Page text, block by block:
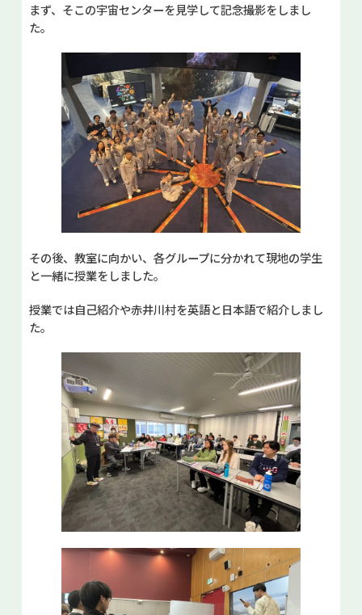
まず、そこの宇宙センターを見学して記念撮影をしまし
た。
その後、教室に向かい、各グループに分かれて現地の学生
と一緒に授業をしました。
授業では自己紹介や赤井川村を英語と日本語で紹介しまし
た。